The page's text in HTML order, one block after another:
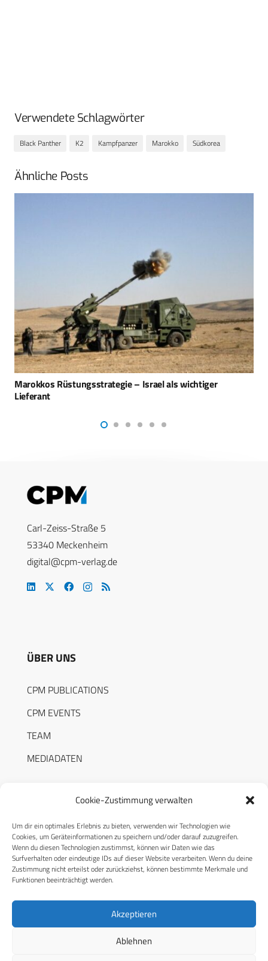
Cookie-Zustimmung verwalten
Um dir ein optimales Erlebnis zu bieten, verwenden wir Technologien wie
Cookies, um Geräteinformationen zu speichern und/oder darauf zuzugreifen.
Wenn du diesen Technologien zustimmst, können wir Daten wie das
Surfverhalten oder eindeutige IDs auf dieser Website verarbeiten. Wenn du deine
Zustimmung nicht erteilst oder zurückziehst, können bestimmte Merkmale und
Funktionen beeinträchtigt werden.
Akzeptieren
Ablehnen
Verwendete Schlagwörter
Black Panther K2 Kampfpanzer Marokko Südkorea
Ähnliche Posts
Trophy APS wird Standardausstattung europäischer
Kampfpanzer
Carl-Zeiss-Straße 5
53340 Meckenheim
digital@cpm-verlag.de
ÜBER UNS
CPM PUBLICATIONS
CPM EVENTS
TEAM
MEDIADATEN
RECHTLICHES
Datenschutzerklärung
Cookie-Richtlinie (EU)